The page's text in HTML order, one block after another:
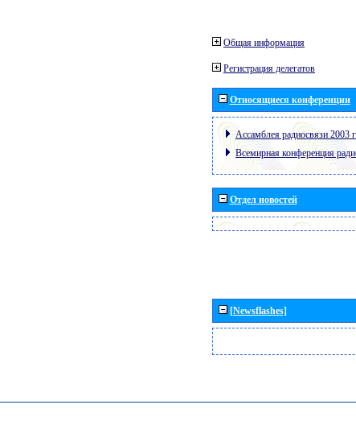
Общая информация
Регистрация делегатов
Относящиеся конференции
Ассамблея радиосвязи 2003
Всемирная конференция
Отдел новостей
[Newsflashes]